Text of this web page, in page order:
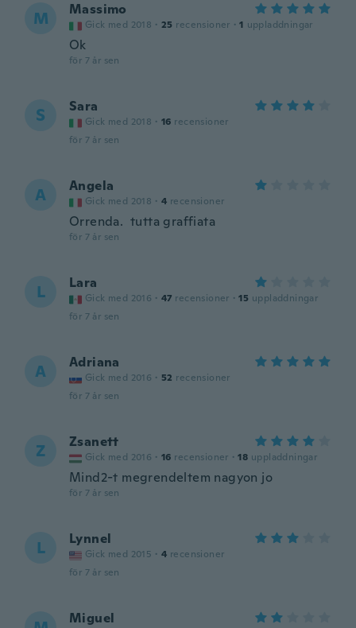
M Massimo
Gick med 2018 · 25 recensioner · 1 uppladdningar
Ok
för 7 år sen
S Sara
Gick med 2018 · 16 recensioner
för 7 år sen
A Angela
Gick med 2018 · 4 recensioner
Orrenda. tutta graffiata
för 7 år sen
L Lara
Gick med 2016 · 47 recensioner · 15 uppladdningar
för 7 år sen
A Adriana
Gick med 2016 · 52 recensioner
för 7 år sen
Z Zsanett
Gick med 2016 · 16 recensioner · 18 uppladdningar
Mind2-t megrendeltem nagyon jo
för 7 år sen
L Lynnel
Gick med 2015 · 4 recensioner
för 7 år sen
Miguel